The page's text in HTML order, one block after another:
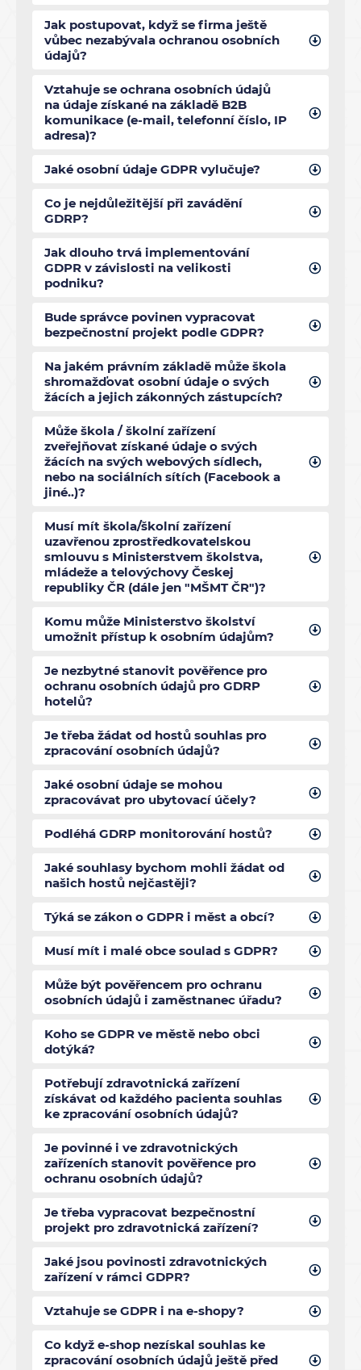
Jak postupovat, když se firma ještě
vůbec nezabývala ochranou osobních
údajů?
Vztahuje se ochrana osobních údajů
na údaje získané na základě B2B
komunikace (e-mail, telefonní číslo, IP
adresa)?
Jaké osobní údaje GDPR vylučuje?
Co je nejdůležitější při zavádění
GDRP?
Jak dlouho trvá implementování
GDPR v závislosti na velikosti
podniku?
Bude správce povinen vypracovat
bezpečnostní projekt podle GDPR?
Na jakém právním základě může škola
shromažďovat osobní údaje o svých
žácích a jejich zákonných zástupcích?
Může škola / školní zařízení
zveřejňovat získané údaje o svých
žácích na svých webových sídlech,
nebo na sociálních sítích (Facebook a
jiné..)?
Musí mít škola/školní zařízení
uzavřenou zprostředkovatelskou
smlouvu s Ministerstvem školstva,
mládeže a telovýchovy Českej
republiky ČR (dále jen "MŠMT ČR")?
Komu může Ministerstvo školství
umožnit přístup k osobním údajům?
Je nezbytné stanovit pověřence pro
ochranu osobních údajů pro GDRP
hotelů?
Je třeba žádat od hostů souhlas pro
zpracování osobních údajů?
Jaké osobní údaje se mohou
zpracovávat pro ubytovací účely?
Podléhá GDRP monitorování hostů?
Jaké souhlasy bychom mohli žádat od
našich hostů nejčastěji?
Týká se zákon o GDPR i měst a obcí?
Musí mít i malé obce soulad s GDPR?
Může být pověřencem pro ochranu
osobních údajů i zaměstnanec úřadu?
Koho se GDPR ve městě nebo obci
dotýká?
Potřebují zdravotnická zařízení
získávat od každého pacienta souhlas
ke zpracování osobních údajů?
Je povinné i ve zdravotnických
zařízeních stanovit pověřence pro
ochranu osobních údajů?
Je třeba vypracovat bezpečnostní
projekt pro zdravotnická zařízení?
Jaké jsou povinosti zdravotnických
zařízení v rámci GDPR?
Vztahuje se GDPR i na e-shopy?
Co když e-shop nezískal souhlas ke
zpracování osobních údajů ještě před